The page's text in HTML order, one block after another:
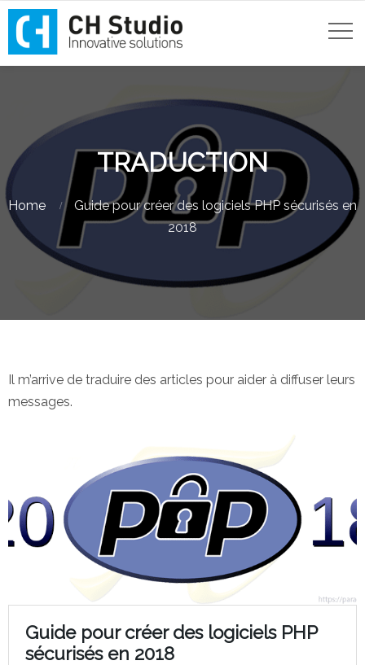
TRADUCTION
Home
Guide pour créer des logiciels PHP sécurisés en
2018
Il m’arrive de traduire des articles pour aider à diffuser leurs
messages.
Guide pour créer des logiciels PHP
sécurisés en 2018